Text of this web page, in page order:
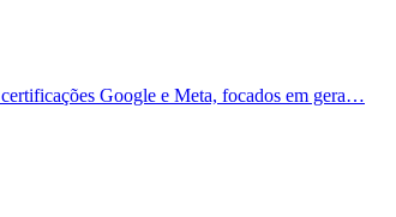
Google e Meta, focados em gera…